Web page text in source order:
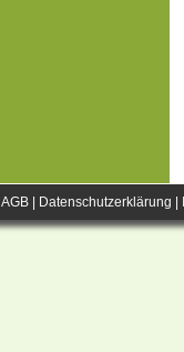
AGB Datenschutzerklärung